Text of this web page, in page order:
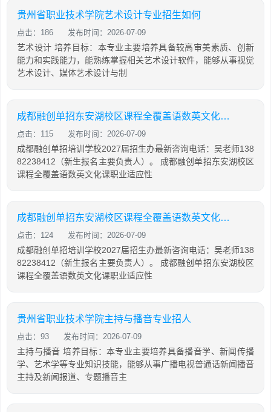
贵州省职业技术学院艺术设计专业招生如何
点击：186 发布时间：2026-07-09
艺术设计 培养目标：本专业主要培养具备较高审美素质、创新
能力和实践能力，能熟练掌握相关艺术设计软件，能够从事视觉
艺术设计、媒体艺术设计与制
成都融创单招东安湖校区课程全覆盖语数英文化课职业适应性测试全真面试模拟三大板块
点击：115 发布时间：2026-07-09
成都融创单招培训学校2027届招生办最新咨询电话：吴老师138
82238412（新生报名主要负责人）。 成都融创单招东安湖校区
课程全覆盖语数英文化课职业适应性
成都融创单招东安湖校区课程全覆盖语数英文化课职业适应性测试单招面试三大必考内容
点击：124 发布时间：2026-07-09
成都融创单招培训学校2027届招生办最新咨询电话：吴老师138
82238412（新生报名主要负责人）。 成都融创单招东安湖校区
课程全覆盖语数英文化课职业适应性
贵州省职业技术学院主持与播音专业招人
点击：93 发布时间：2026-07-09
主持与播音 培养目标：本专业主要培养具备播音学、新闻传播
学、艺术学等专业知识技能，能够从事广播电视普通话新闻播音
主持及新闻报道、专题播音主